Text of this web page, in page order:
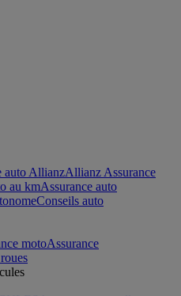
auto AllianzAllianz Assurance
au kmAssurance auto
Conseils auto
motoAssurance